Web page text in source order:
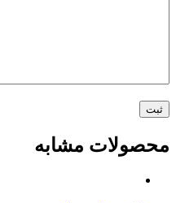
محصولات مشابه